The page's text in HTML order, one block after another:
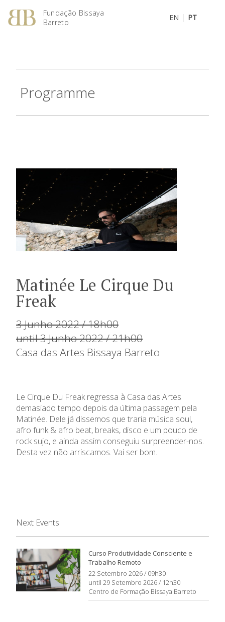
Fundação Bissaya
Barreto
EN | PT
Programme
Matinée Le Cirque Du
Freak
3 Junho 2022 / 18h00
until 3 Junho 2022 / 21h00
Casa das Artes Bissaya Barreto
Le Cirque Du Freak regressa à Casa das Artes
demasiado tempo depois da última passagem pela
Matinée. Dele já dissemos que traria música soul,
afro funk & afro beat, breaks, disco e um pouco de
rock sujo, e ainda assim conseguiu surpreender-nos.
Desta vez não arriscamos. Vai ser bom.
Next Events
Curso Produtividade Consciente e
Trabalho Remoto
22 Setembro 2026 / 09h30
until 29 Setembro 2026 / 12h30
Centro de Formação Bissaya Barreto